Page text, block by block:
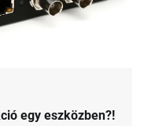
egy eszközben?!